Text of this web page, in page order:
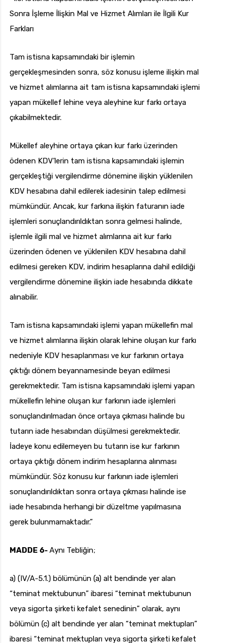
Sonra İşleme İlişkin Mal ve Hizmet Alımları ile İlgili Kur
Farkları
Tam istisna kapsamındaki bir işlemin
gerçekleşmesinden sonra, söz konusu işleme ilişkin mal
ve hizmet alımlarına ait tam istisna kapsamındaki işlemi
yapan mükellef lehine veya aleyhine kur farkı ortaya
çıkabilmektedir.
Mükellef aleyhine ortaya çıkan kur farkı üzerinden
ödenen KDV’lerin tam istisna kapsamındaki işlemin
gerçekleştiği vergilendirme dönemine ilişkin yüklenilen
KDV hesabına dahil edilerek iadesinin talep edilmesi
mümkündür. Ancak, kur farkına ilişkin faturanın iade
işlemleri sonuçlandırıldıktan sonra gelmesi halinde,
işlemle ilgili mal ve hizmet alımlarına ait kur farkı
üzerinden ödenen ve yüklenilen KDV hesabına dahil
edilmesi gereken KDV, indirim hesaplarına dahil edildiği
vergilendirme dönemine ilişkin iade hesabında dikkate
alınabilir.
Tam istisna kapsamındaki işlemi yapan mükellefin mal
ve hizmet alımlarına ilişkin olarak lehine oluşan kur farkı
nedeniyle KDV hesaplanması ve kur farkının ortaya
çıktığı dönem beyannamesinde beyan edilmesi
gerekmektedir. Tam istisna kapsamındaki işlemi yapan
mükellefin lehine oluşan kur farkının iade işlemleri
sonuçlandırılmadan önce ortaya çıkması halinde bu
tutarın iade hesabından düşülmesi gerekmektedir.
İadeye konu edilemeyen bu tutarın ise kur farkının
ortaya çıktığı dönem indirim hesaplarına alınması
mümkündür. Söz konusu kur farkının iade işlemleri
sonuçlandırıldıktan sonra ortaya çıkması halinde ise
iade hesabında herhangi bir düzeltme yapılmasına
gerek bulunmamaktadır.”
MADDE 6- Aynı Tebliğin;
a) (IV/A-5.1.) bölümünün (a) alt bendinde yer alan
“teminat mektubunun” ibaresi “teminat mektubunun
veya sigorta şirketi kefalet senedinin” olarak, aynı
bölümün (c) alt bendinde yer alan “teminat mektupları”
ibaresi “teminat mektupları veya sigorta şirketi kefalet